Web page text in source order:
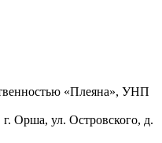
«Плеяна», УНП
Орша, ул. Островского, д.